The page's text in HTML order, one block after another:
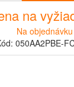
na
Na objednávku
050AA2PBE-